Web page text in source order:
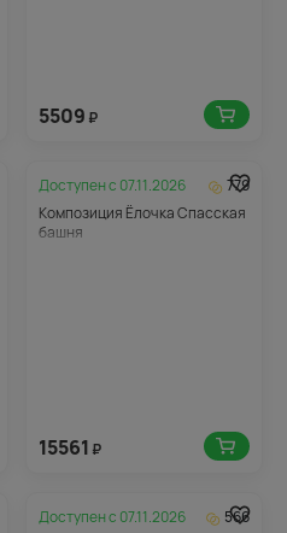
5509 ₽
Доступен с 07.11.2026
779
Композиция Ёлочка Спасская
башня
15561 ₽
Доступен с 07.11.2026
566